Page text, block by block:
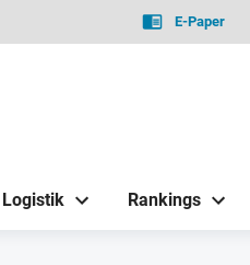
E-Paper
Logistik Rankings